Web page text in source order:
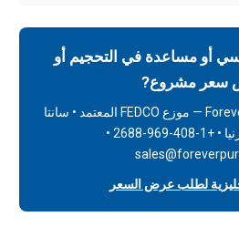
أو مساعدة في التحجيم أو
سعر مشروع?
تواصل مع شركة ForeverPure — موزع FEDCO المعتمد • سانتا
كلارا، كاليفورنيا • +1-408-969-2688 •
لطلب عرض السعر